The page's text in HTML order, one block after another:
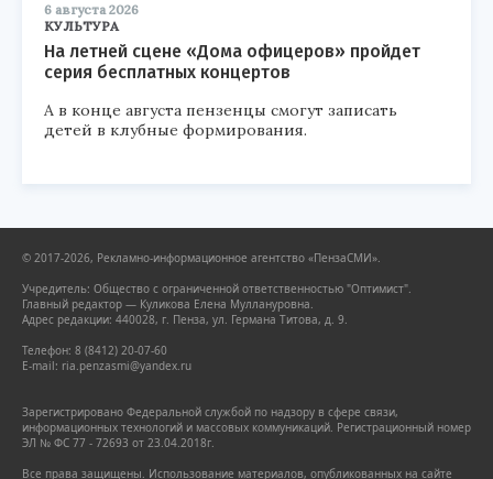
6 августа 2026
КУЛЬТУРА
На летней сцене «Дома офицеров» пройдет
серия бесплатных концертов
А в конце августа пензенцы смогут записать
детей в клубные формирования.
© 2017-2026, Рекламно-информационное агентство «ПензаСМИ».
Учредитель: Общество с ограниченной ответственностью "Оптимист".
Главный редактор — Куликова Елена Муллануровна.
Адрес редакции: 440028, г. Пенза, ул. Германа Титова, д. 9.
Телефон: 8 (8412) 20-07-60
E-mail: ria.penzasmi@yandex.ru
Зарегистрировано Федеральной службой по надзору в сфере связи,
информационных технологий и массовых коммуникаций. Регистрационный номер
ЭЛ № ФС 77 - 72693 от 23.04.2018г.
Все права защищены. Использование материалов, опубликованных на сайте